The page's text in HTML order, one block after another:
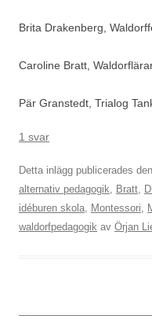
Brita Drakenberg,
Caroline Bratt,
Pär Granstedt, Trialog
1 svar
Detta inlägg publicerades den
alternativ pedagogik, Bratt,
idéburen skola, Montessori,
waldorfpedagogik av Örjan